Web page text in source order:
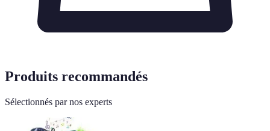
Produits recommandés
Sélectionnés par nos experts